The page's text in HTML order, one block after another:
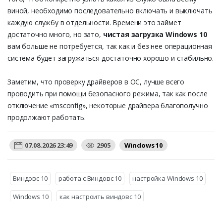
виной, необходимо последовательно включать и выключать
каждую службу в отдельности. Времени это займет
достаточно много, но зато, чистая загрузка Windows 10
вам больше не потребуется, так как и без нее операционная
система будет загружаться достаточно хорошо и стабильно.
Заметим, что проверку драйверов в ОС, лучше всего
проводить при помощи безопасного режима, так как после
отключение «msconfig», некоторые драйвера благополучно
продолжают работать.
07.08.2026 23:49 2905 Windows 10
Виндовс 10 работа с Виндовс 10 настройка Windows 10
Windows 10 как настроить виндовс 10